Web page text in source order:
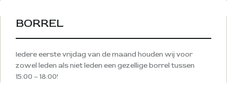
BORREL
Iedere eerste vrijdag van de maand houden wij voor
zowel leden als niet leden een gezellige borrel tussen
15:00 – 18:00!